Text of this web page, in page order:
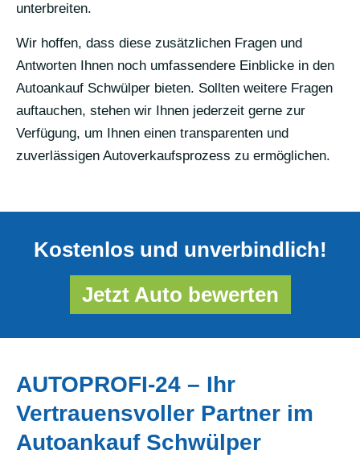
unterbreiten.
Wir hoffen, dass diese zusätzlichen Fragen und
Antworten Ihnen noch umfassendere Einblicke in den
Autoankauf Schwülper bieten. Sollten weitere Fragen
auftauchen, stehen wir Ihnen jederzeit gerne zur
Verfügung, um Ihnen einen transparenten und
zuverlässigen Autoverkaufsprozess zu ermöglichen.
Kostenlos und unverbindlich!
Jetzt Auto bewerten
AUTOPROFI-24 – Ihr
Vertrauensvoller Partner im
Autoankauf Schwülper